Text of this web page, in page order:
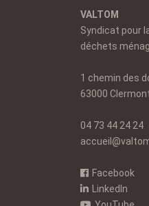
VALTOM
Syndicat pour
déchets
1 chemin des
63000
04 73 44 24 24
Facebook
LinkedIn